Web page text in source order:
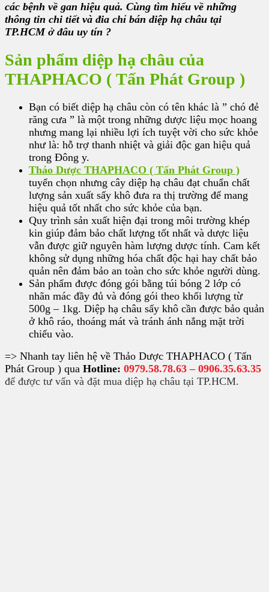
các bệnh về gan hiệu quả. Cùng tìm hiểu về những
thông tin chi tiết và đia chỉ bán diệp hạ châu tại
TP.HCM ở đâu uy tín ?
Sản phẩm diệp hạ châu của
THAPHACO ( Tấn Phát Group )
Bạn có biết diệp hạ châu còn có tên khác là ” chó đẻ
răng cưa ” là một trong những dược liệu mọc hoang
nhưng mang lại nhiều lợi ích tuyệt vời cho sức khỏe
như là: hỗ trợ thanh nhiệt và giải độc gan hiệu quả
trong Đông y.
Thảo Dược THAPHACO ( Tấn Phát Group )
tuyển chọn nhưng cây diệp hạ châu đạt chuẩn chất
lượng sản xuất sấy khô đưa ra thị trường để mang
hiệu quả tốt nhất cho sức khỏe của bạn.
Quy trình sản xuất hiện đại trong môi trường khép
kin giúp đảm bảo chất lượng tốt nhất và dược liệu
vẫn được giữ nguyên hàm lượng dược tính. Cam kết
không sử dụng những hóa chất độc hại hay chất bảo
quản nên đảm bảo an toàn cho sức khỏe người dùng.
Sản phẩm được đóng gói bằng túi bóng 2 lớp có
nhãn mác đầy đủ và đóng gói theo khối lượng từ
500g – 1kg. Diệp hạ châu sấy khô cần được bảo quản
ở khô ráo, thoáng mát và tránh ánh nắng mặt trời
chiếu vào.
=> Nhanh tay liên hệ về Thảo Dược THAPHACO ( Tấn
Phát Group ) qua Hotline: 0979.58.78.63 – 0906.35.63.35
để được tư vấn và đặt mua diệp hạ châu tại TP.HCM.